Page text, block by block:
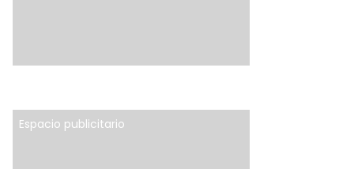
Espacio publicitario